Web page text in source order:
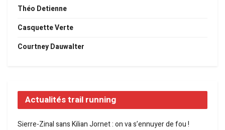
Théo Detienne
Casquette Verte
Courtney Dauwalter
Actualités trail running
Sierre-Zinal sans Kilian Jornet : on va s’ennuyer de fou !